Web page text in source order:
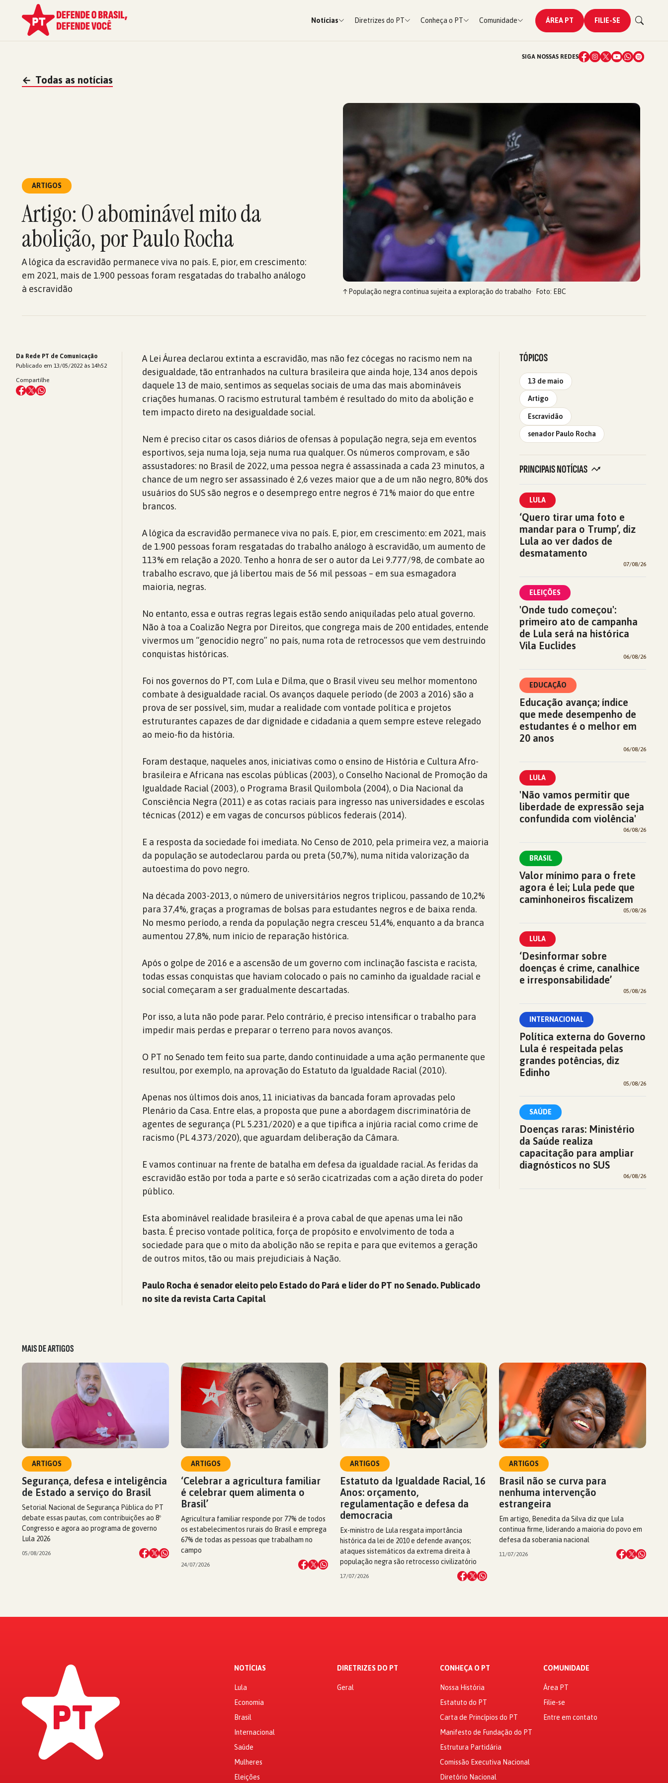
Notícias Diretrizes do PT Conheça o PT Comunidade ÁREA PT FILIE-SE
SIGA NOSSAS REDES
← Todas as notícias
ARTIGOS
Artigo: O abominável mito da
abolição, por Paulo Rocha
A lógica da escravidão permanece viva no país. E, pior, em crescimento:
em 2021, mais de 1.900 pessoas foram resgatadas do trabalho análogo
à escravidão
↑População negra continua sujeita a exploração do trabalho Foto: EBC
Da Rede PT de Comunicação
Publicado em 13/05/2022 às 14h52
Compartilhe
A Lei Áurea declarou extinta a escravidão, mas não fez cócegas no racismo nem na
desigualdade, tão entranhados na cultura brasileira que ainda hoje, 134 anos depois
daquele 13 de maio, sentimos as sequelas sociais de uma das mais abomináveis
criações humanas. O racismo estrutural também é resultado do mito da abolição e
tem impacto direto na desigualdade social.
Nem é preciso citar os casos diários de ofensas à população negra, seja em eventos
esportivos, seja numa loja, seja numa rua qualquer. Os números comprovam, e são
assustadores: no Brasil de 2022, uma pessoa negra é assassinada a cada 23 minutos, a
chance de um negro ser assassinado é 2,6 vezes maior que a de um não negro, 80% dos
usuários do SUS são negros e o desemprego entre negros é 71% maior do que entre
brancos.
A lógica da escravidão permanece viva no país. E, pior, em crescimento: em 2021, mais
de 1.900 pessoas foram resgatadas do trabalho análogo à escravidão, um aumento de
113% em relação a 2020. Tenho a honra de ser o autor da Lei 9.777/98, de combate ao
trabalho escravo, que já libertou mais de 56 mil pessoas – em sua esmagadora
maioria, negras.
No entanto, essa e outras regras legais estão sendo aniquiladas pelo atual governo.
Não à toa a Coalizão Negra por Direitos, que congrega mais de 200 entidades, entende
vivermos um “genocídio negro” no país, numa rota de retrocessos que vem destruindo
conquistas históricas.
Foi nos governos do PT, com Lula e Dilma, que o Brasil viveu seu melhor momentono
combate à desigualdade racial. Os avanços daquele período (de 2003 a 2016) são a
prova de ser possível, sim, mudar a realidade com vontade política e projetos
estruturantes capazes de dar dignidade e cidadania a quem sempre esteve relegado
ao meio-fio da história.
Foram destaque, naqueles anos, iniciativas como o ensino de História e Cultura Afro-
brasileira e Africana nas escolas públicas (2003), o Conselho Nacional de Promoção da
Igualdade Racial (2003), o Programa Brasil Quilombola (2004), o Dia Nacional da
Consciência Negra (2011) e as cotas raciais para ingresso nas universidades e escolas
técnicas (2012) e em vagas de concursos públicos federais (2014).
E a resposta da sociedade foi imediata. No Censo de 2010, pela primeira vez, a maioria
da população se autodeclarou parda ou preta (50,7%), numa nítida valorização da
autoestima do povo negro.
Na década 2003-2013, o número de universitários negros triplicou, passando de 10,2%
para 37,4%, graças a programas de bolsas para estudantes negros e de baixa renda.
No mesmo período, a renda da população negra cresceu 51,4%, enquanto a da branca
aumentou 27,8%, num início de reparação histórica.
Após o golpe de 2016 e a ascensão de um governo com inclinação fascista e racista,
todas essas conquistas que haviam colocado o país no caminho da igualdade racial e
social começaram a ser gradualmente descartadas.
Por isso, a luta não pode parar. Pelo contrário, é preciso intensificar o trabalho para
impedir mais perdas e preparar o terreno para novos avanços.
O PT no Senado tem feito sua parte, dando continuidade a uma ação permanente que
resultou, por exemplo, na aprovação do Estatuto da Igualdade Racial (2010).
Apenas nos últimos dois anos, 11 iniciativas da bancada foram aprovadas pelo
Plenário da Casa. Entre elas, a proposta que pune a abordagem discriminatória de
agentes de segurança (PL 5.231/2020) e a que tipifica a injúria racial como crime de
racismo (PL 4.373/2020), que aguardam deliberação da Câmara.
E vamos continuar na frente de batalha em defesa da igualdade racial. As feridas da
escravidão estão por toda a parte e só serão cicatrizadas com a ação direta do poder
público.
Esta abominável realidade brasileira é a prova cabal de que apenas uma lei não
basta. É preciso vontade política, força de propósito e envolvimento de toda a
sociedade para que o mito da abolição não se repita e para que evitemos a geração
de outros mitos, tão ou mais prejudiciais à Nação.
Paulo Rocha é senador eleito pelo Estado do Pará e líder do PT no Senado. Publicado
no site da revista Carta Capital
TÓPICOS
13 de maio
Artigo
Escravidão
senador Paulo Rocha
PRINCIPAIS NOTÍCIAS
LULA
‘Quero tirar uma foto e
mandar para o Trump’, diz
Lula ao ver dados de
desmatamento
07/08/26
ELEIÇÕES
'Onde tudo começou':
primeiro ato de campanha
de Lula será na histórica
Vila Euclides
06/08/26
EDUCAÇÃO
Educação avança; índice
que mede desempenho de
estudantes é o melhor em
20 anos
06/08/26
LULA
'Não vamos permitir que
liberdade de expressão seja
confundida com violência'
06/08/26
BRASIL
Valor mínimo para o frete
agora é lei; Lula pede que
caminhoneiros fiscalizem
05/08/26
LULA
‘Desinformar sobre
doenças é crime, canalhice
e irresponsabilidade’
05/08/26
INTERNACIONAL
Política externa do Governo
Lula é respeitada pelas
grandes potências, diz
Edinho
05/08/26
SAÚDE
Doenças raras: Ministério
da Saúde realiza
capacitação para ampliar
diagnósticos no SUS
06/08/26
MAIS DE ARTIGOS
ARTIGOS
Segurança, defesa e inteligência
de Estado a serviço do Brasil
Setorial Nacional de Segurança Pública do PT
debate essas pautas, com contribuições ao 8º
Congresso e agora ao programa de governo
Lula 2026
05/08/2026
ARTIGOS
‘Celebrar a agricultura familiar
é celebrar quem alimenta o
Brasil’
Agricultura familiar responde por 77% de todos
os estabelecimentos rurais do Brasil e emprega
67% de todas as pessoas que trabalham no
campo
24/07/2026
ARTIGOS
Estatuto da Igualdade Racial, 16
Anos: orçamento,
regulamentação e defesa da
democracia
Ex-ministro de Lula resgata importância
histórica da lei de 2010 e defende avanços;
ataques sistemáticos da extrema direita à
população negra são retrocesso civilizatório
17/07/2026
ARTIGOS
Brasil não se curva para
nenhuma intervenção
estrangeira
Em artigo, Benedita da Silva diz que Lula
continua firme, liderando a maioria do povo em
defesa da soberania nacional
11/07/2026
NOTÍCIAS
Lula
Economia
Brasil
Internacional
Saúde
Mulheres
Eleições
DIRETRIZES DO PT
Geral
CONHEÇA O PT
Nossa História
Estatuto do PT
Carta de Princípios do PT
Manifesto de Fundação do PT
Estrutura Partidária
Comissão Executiva Nacional
Diretório Nacional
COMUNIDADE
Área PT
Filie-se
Entre em contato